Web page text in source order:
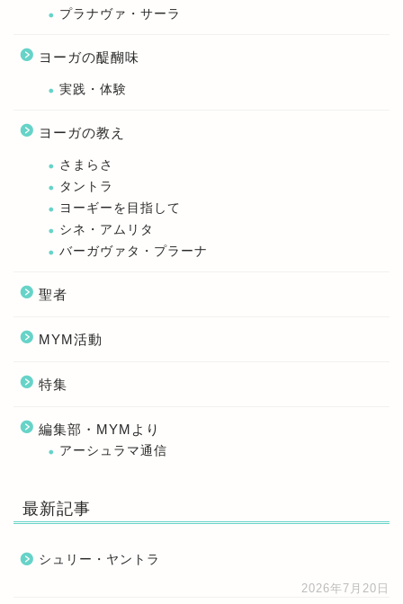
プラナヴァ・サーラ
ヨーガの醍醐味
実践・体験
ヨーガの教え
さまらさ
タントラ
ヨーギーを目指して
シネ・アムリタ
バーガヴァタ・プラーナ
聖者
MYM活動
特集
編集部・MYMより
アーシュラマ通信
最新記事
シュリー・ヤントラ
2026年7月20日